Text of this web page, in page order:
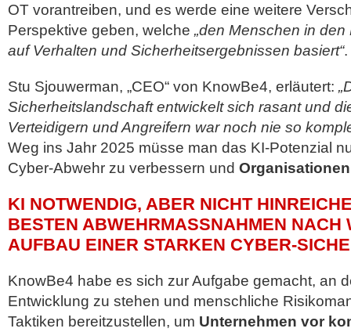
OT vorantreiben, und es werde eine weitere
Perspektive geben, welche „den Menschen in
auf Verhalten und Sicherheitsergebnissen basiert“.
Stu Sjouwerman, „CEO“ von KnowBe4, erläutert:
Sicherheitslandschaft entwickelt sich rasant und
Verteidigern und Angreifern war noch nie so
Weg ins Jahr 2025 müsse man das KI-Potenzial
Cyber-Abwehr zu verbessern und
KI NOTWENDIG, ABER NICHT
BESTEN ABWEHRMASSNAHMEN NACH
UFBAU EINER STARKEN CYBER-
KnowBe4 habe es sich zur Aufgabe gemacht, an
Entwicklung zu stehen und menschliche
Taktiken bereitzustellen, um Unternehmen vor